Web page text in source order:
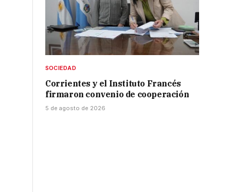
SOCIEDAD
Corrientes y el Instituto Francés
firmaron convenio de cooperación
5 de agosto de 2026